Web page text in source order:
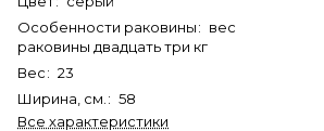
Особенности раковины: вес
раковины двадцать три кг
Вес: 23
Ширина, см. : 58
Все характеристики